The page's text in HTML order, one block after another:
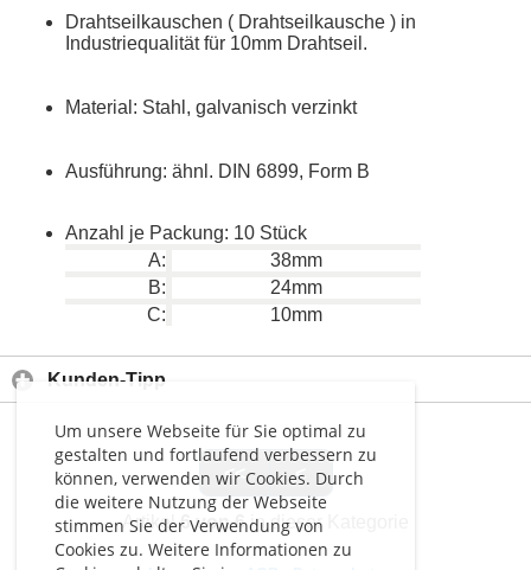
Um unsere Webseite für Sie optimal zu
gestalten und fortlaufend verbessern zu
können, verwenden wir Cookies. Durch
die weitere Nutzung der Webseite
stimmen Sie der Verwendung von
Cookies zu. Weitere Informationen zu
Drahtseilkauschen ( Drahtseilkausche ) in
Industriequalität für 10mm Drahtseil.
Material: Stahl, galvanisch verzinkt
Ausführung: ähnl. DIN 6899, Form B
Anzahl je Packung: 10 Stück
A:
38mm
B:
24mm
C:
10mm
Kunden-Tipp
<< <
Artikel6 von 6in dieser Kategorie